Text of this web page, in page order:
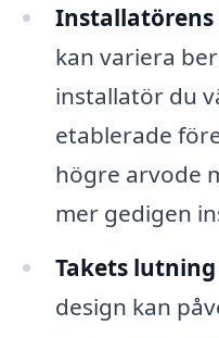
kan variera
installatör du
etablerade
högre arvode
mer gedigen
Takets
design kan